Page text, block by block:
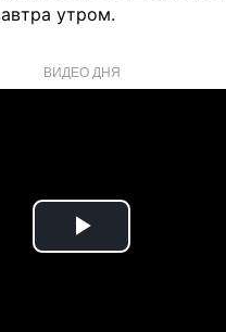
утром.
ВИДЕО ДНЯ
Play